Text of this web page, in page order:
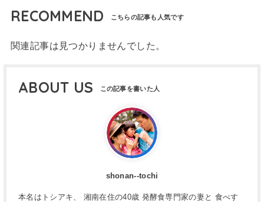
RECOMMEND
関連記事は見つかりませんでした。
ABOUT US
shonan--tochi
本名はトシアキ、 湘南在住の40歳 発酵食専門家の妻と 食べす